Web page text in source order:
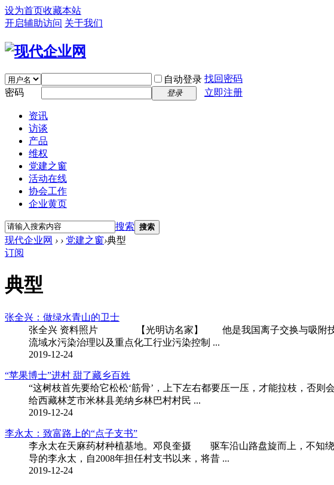
设为首页收藏本站
开启辅助访问 关于我们
自动登录 找回密码
密码
登录 立即注册
资讯
访谈
产品
维权
党建之窗
活动在线
协会工作
企业黄页
搜索 搜索
现代企业网 › › 党建之窗›典型
订阅
典型
张全兴：做绿水青山的卫士
张全兴 资料照片 【光明访名家】 他是我国离子交换与吸附技术发
流域水污染治理以及重点化工行业污染控制 ...
2019-12-24
“苹果博士”进村 甜了藏乡百姓
“这树枝首先要给它松松‘筋骨’，上下左右都要压一压，才能拉枝，否
给西藏林芝市米林县羌纳乡林巴村村民 ...
2019-12-24
李永太：致富路上的“点子支书”
李永太在天麻药材种植基地。邓良奎摄 驱车沿山路盘旋而上，不知绕
导的李永太，自2008年担任村支书以来，将昔 ...
2019-12-24